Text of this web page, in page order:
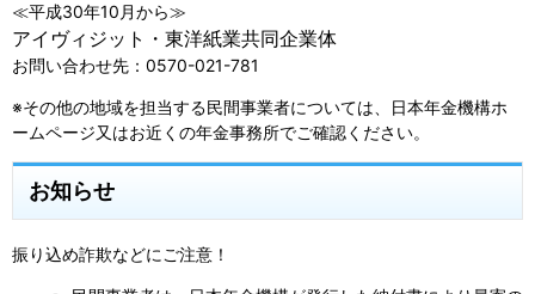
≪平成30年10月から≫
アイヴィジット・東洋紙業共同企業体
お問い合わせ先：0570-021-781
※その他の地域を担当する民間事業者については、日本年金機構ホ
ームページ又はお近くの年金事務所でご確認ください。
お知らせ
振り込め詐欺などにご注意！